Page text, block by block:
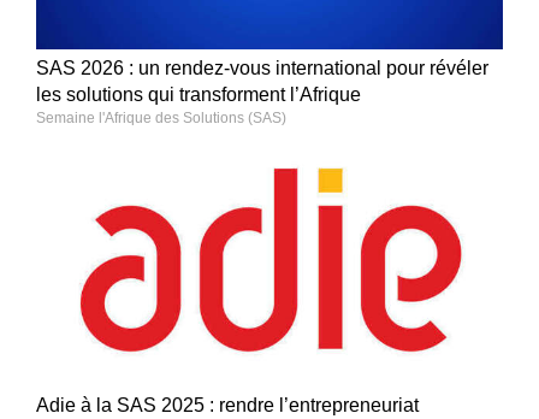
SAS 2026 : un rendez-vous international pour révéler
les solutions qui transforment l’Afrique
Semaine l'Afrique des Solutions (SAS)
Adie à la SAS 2025 : rendre l’entrepreneuriat